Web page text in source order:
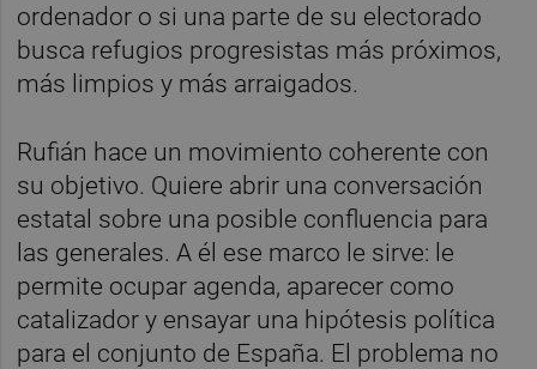
ordenador o si una parte de su electorado
busca refugios progresistas más próximos,
más limpios y más arraigados.
Rufián hace un movimiento coherente con
su objetivo. Quiere abrir una conversación
estatal sobre una posible confluencia para
las generales. A él ese marco le sirve: le
permite ocupar agenda, aparecer como
catalizador y ensayar una hipótesis política
para el conjunto de España. El problema no